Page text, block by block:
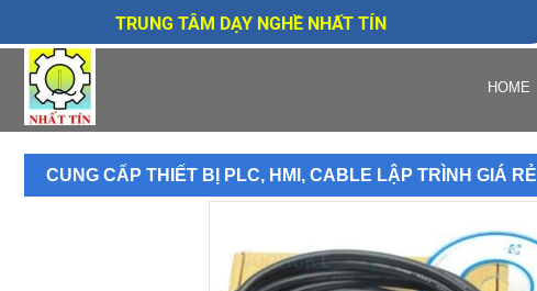
TRUNG TÂM DẠY NGHỀ NHẤT TÍN
HOME
CUNG CẤP THIẾT BỊ PLC, HMI, CABLE LẬP TRÌNH GIÁ RẺ